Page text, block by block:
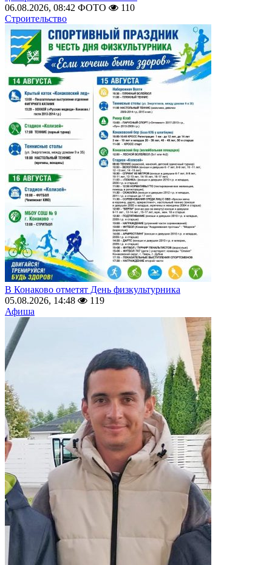
06.08.2026, 08:42 ФОТО
110
Строительство
В Конаково отметят День физкультурника
05.08.2026, 14:48
119
Афиша